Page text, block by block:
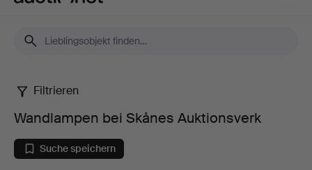
Wandlampen
bei
Filtrieren
Wandlampen bei Skånes Auktionsverk
Suche speichern